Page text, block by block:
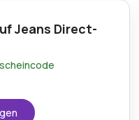
Jeans Direct-